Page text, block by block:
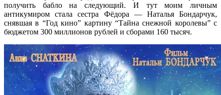
получить бабло на следующий. И тут моим личным
антикумиром стала сестра Фёдора — Наталья Бондарчук,
снявшая в “Год кино” картину “Тайна снежной королевы” с
бюджетом 300 миллионов рублей и сборами 160 тысяч.